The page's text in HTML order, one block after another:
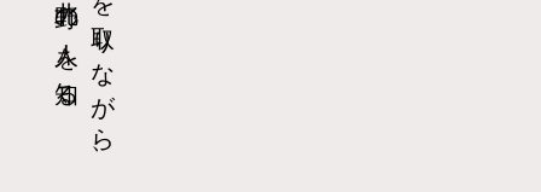
北野の人を知る